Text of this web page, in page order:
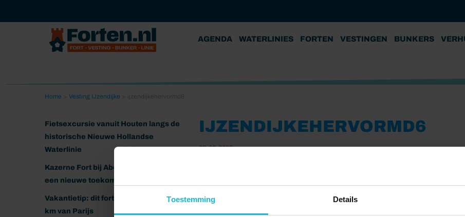
Toestemming Details
AGENDA WATERLINIES FORTEN VESTINGEN BUNKERS
Home Vesting IJzendijke
Fietsexcursie vanuit Houten langs de
historische Nieuwe Hollandse
Waterlinie
Kazerne Fort bij Abcoude klaar voor
een nieuwe toekomst
Vakantietip: dit fort ligt nog geen 20
km van Parijs
IJZENDIJKEHERVORMD6
08-02-2022